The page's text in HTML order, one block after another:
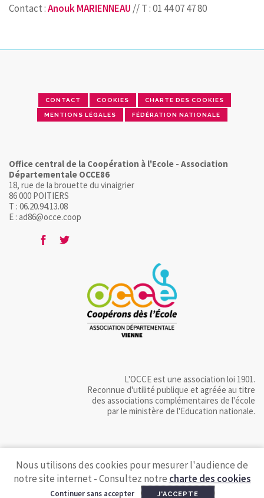
Contact :Anouk MARIENNEAU // T : 01 44 07 47 80
CONTACT COOKIES CHARTE DES COOKIES
MENTIONS LÉGALES FÉDÉRATION NATIONALE
Office central de la Coopération à l'Ecole - Association
Départementale OCCE86
18, rue de la brouette du vinaigrier
86 000 POITIERS
T : 06.20.94.13.08
E : ad86@occe.coop
L'OCCE est une association loi 1901.
Reconnue d'utilité publique et agréée au titre
des associations complémentaires de l'école
par le ministère de l'Education nationale.
Nous utilisons des cookies pour mesurer l'audience de
notre site internet - Consultez notre charte des cookies
Continuer sans accepter J'ACCEPTE